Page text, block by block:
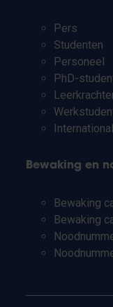
Pers
Studenten
Personeel
PhD-
Bewaking en
Bewaking
Bewaking